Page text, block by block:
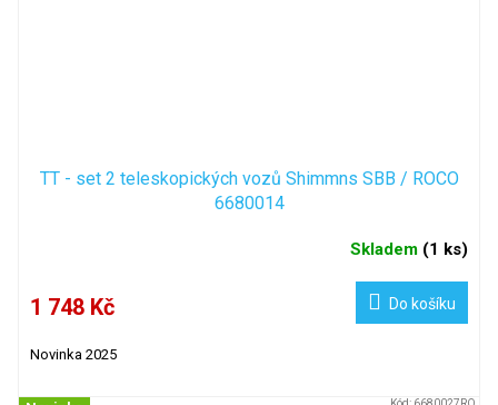
TT - set 2 teleskopických vozů Shimmns SBB / ROCO
6680014
Skladem (1 ks)
1 748 Kč Do košíku
Novinka 2025